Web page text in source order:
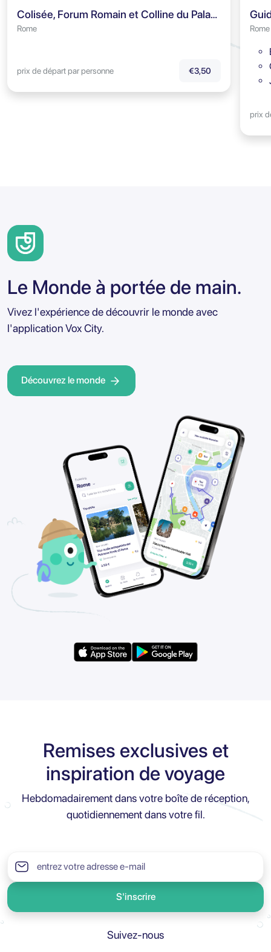
Colisée, Forum Romain et Colline du Palatin - Visite audioguidée
Rome
prix de départ par personne €3,50
Rome
prix
Le Monde à portée de main.
Vivez l'expérience de découvrir le monde avec
l'application Vox City.
Découvrez le monde
Remises exclusives et
inspiration de voyage
Hebdomadairement dans votre boîte de réception,
quotidiennement dans votre fil.
S'inscrire
Suivez-nous